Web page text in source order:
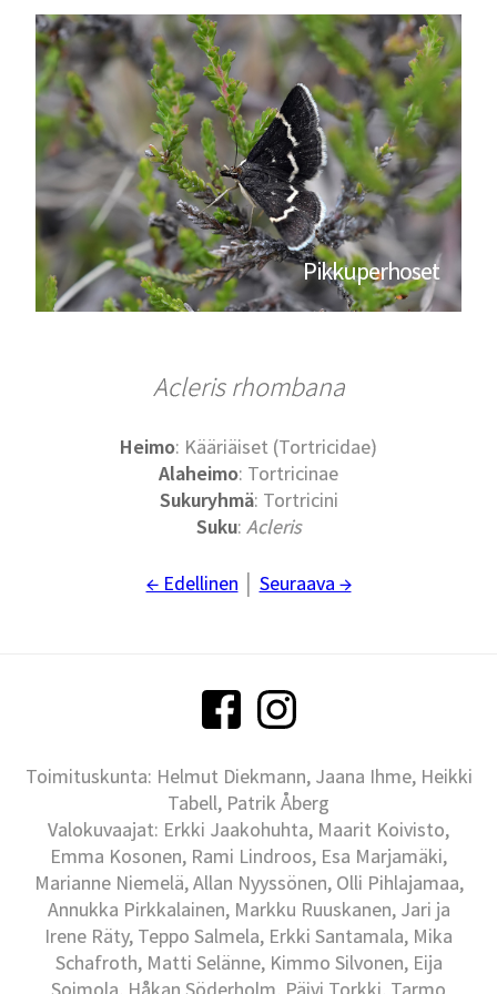
Pikkuperhoset
Acleris rhombana
Heimo: Kääriäiset (Tortricidae)
Alaheimo: Tortricinae
Sukuryhmä: Tortricini
Suku: Acleris
← Edellinen Seuraava →
Toimituskunta: Helmut Diekmann, Jaana Ihme, Heikki
Tabell, Patrik Åberg
Valokuvaajat: Erkki Jaakohuhta, Maarit Koivisto,
Emma Kosonen, Rami Lindroos, Esa Marjamäki,
Marianne Niemelä, Allan Nyyssönen, Olli Pihlajamaa,
Annukka Pirkkalainen, Markku Ruuskanen, Jari ja
Irene Räty, Teppo Salmela, Erkki Santamala, Mika
Schafroth, Matti Selänne, Kimmo Silvonen, Eija